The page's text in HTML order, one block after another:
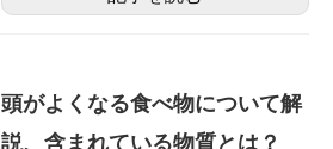
頭がよくなる食べ物について解
説、含まれている物質とは？